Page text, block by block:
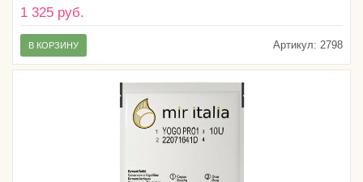
1 325 руб.
Артикул: 2798
В КОРЗИНУ